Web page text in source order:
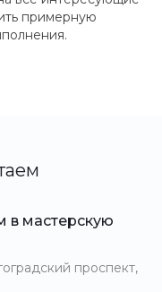
примерную
в мастерскую
проспект,